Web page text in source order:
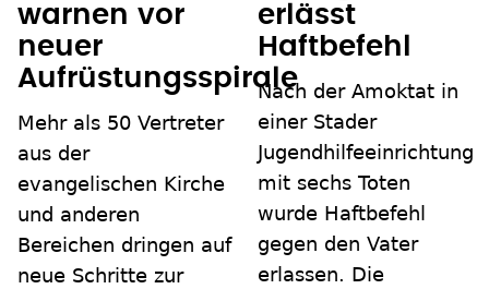
warnen vor
neuer
Aufrüstungsspirale
Mehr als 50 Vertreter
aus der
evangelischen Kirche
und anderen
Bereichen dringen auf
neue Schritte zur
erlässt
Haftbefehl
Nach der Amoktat in
einer Stader
Jugendhilfeeinrichtung
mit sechs Toten
wurde Haftbefehl
gegen den Vater
erlassen. Die